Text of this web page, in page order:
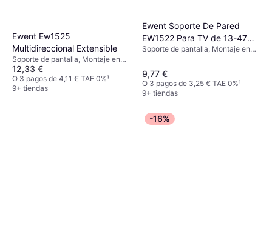
Ewent Ew1525
Multidireccional Extensible
Soporte de pantalla, Montaje en
Pared, 23"-55"
12,33 €
O 3 pagos de 4,11 € TAE 0%¹
9+ tiendas
Ewent Soporte De Pared
EW1522 Para TV de 13-47
Pulgadas Carga Máxima
Soporte de pantalla, Montaje en
9,77 €
O 3 pagos de 3,25 € TAE 0%¹
9+ tiendas
-16%